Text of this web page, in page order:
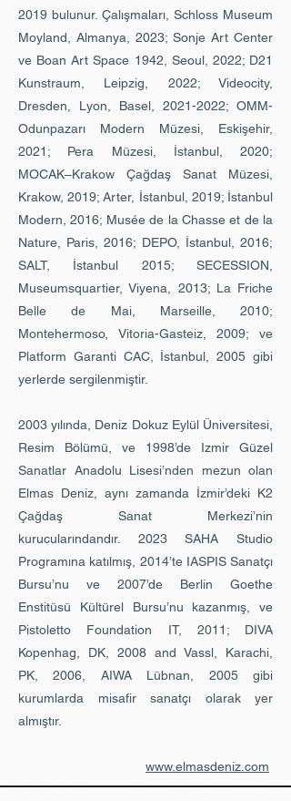
2019 bulunur. Çalışmaları, Schloss Museum
Moyland, Almanya, 2023; Sonje Art Center
ve Boan Art Space 1942, Seoul, 2022; D21
Kunstraum, Leipzig, 2022; Videocity,
Dresden, Lyon, Basel, 2021-2022; OMM-
Odunpazarı Modern Müzesi, Eskişehir,
2021; Pera Müzesi, İstanbul, 2020;
MOCAK–Krakow Çağdaş Sanat Müzesi,
Krakow, 2019; Arter, İstanbul, 2019; İstanbul
Modern, 2016; Musée de la Chasse et de la
Nature, Paris, 2016; DEPO, İstanbul, 2016;
SALT, İstanbul 2015; SECESSION,
Museumsquartier, Viyena, 2013; La Friche
Belle de Mai, Marseille, 2010;
Montehermoso, Vitoria-Gasteiz, 2009; ve
Platform Garanti CAC, İstanbul, 2005 gibi
yerlerde sergilenmiştir.
2003 yılında, Deniz Dokuz Eylül Üniversitesi,
Resim Bölümü, ve 1998’de Izmir Güzel
Sanatlar Anadolu Lisesi’nden mezun olan
Elmas Deniz, aynı zamanda İzmir’deki K2
Çağdaş Sanat Merkezi’nin
kurucularındandır. 2023 SAHA Studio
Programına katılmış, 2014’te IASPIS Sanatçı
Bursu’nu ve 2007’de Berlin Goethe
Enstitüsü Kültürel Bursu’nu kazanmış, ve
Pistoletto Foundation IT, 2011; DIVA
Kopenhag, DK, 2008 and Vassl, Karachi,
PK, 2006, AIWA Lübnan, 2005 gibi
kurumlarda misafir sanatçı olarak yer
almıştır.
www.elmasdeniz.com